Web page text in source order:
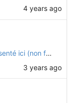
4 years ago
Précisions sur le statut du modèle 3D présenté ici (non finalisé)
3 years ago